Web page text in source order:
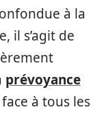
à la
il s’agit de
prévoyance
à tous les